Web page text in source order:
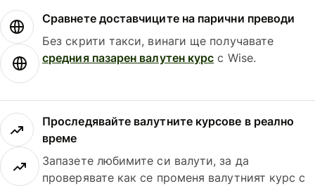
Сравнете доставчиците на парични преводи
Без скрити такси, винаги ще получавате
средния пазарен валутен курс с Wise.
Проследявайте валутните курсове в реално
време
Запазете любимите си валути, за да
проверявате как се променя валутният курс с